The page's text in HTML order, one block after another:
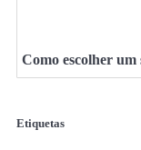
Como escolher
Etiquetas